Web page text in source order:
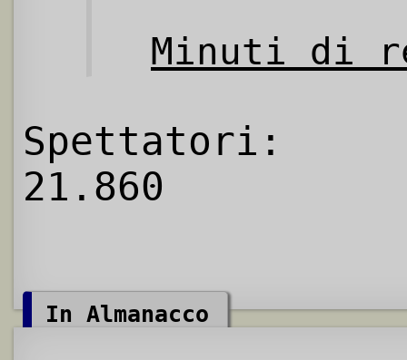
Minuti di
Spettatori:
21.860
In Almanacco